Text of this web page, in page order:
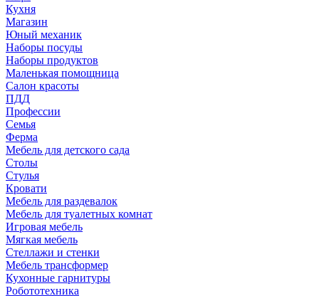
Кухня
Магазин
Юный механик
Наборы посуды
Наборы продуктов
Маленькая помощница
Салон красоты
ПДД
Профессии
Семья
Ферма
Мебель для детского сада
Столы
Cтулья
Кровати
Мебель для раздевалок
Мебель для туалетных комнат
Игровая мебель
Мягкая мебель
Стеллажи и стенки
Мебель трансформер
Кухонные гарнитуры
Робототехника